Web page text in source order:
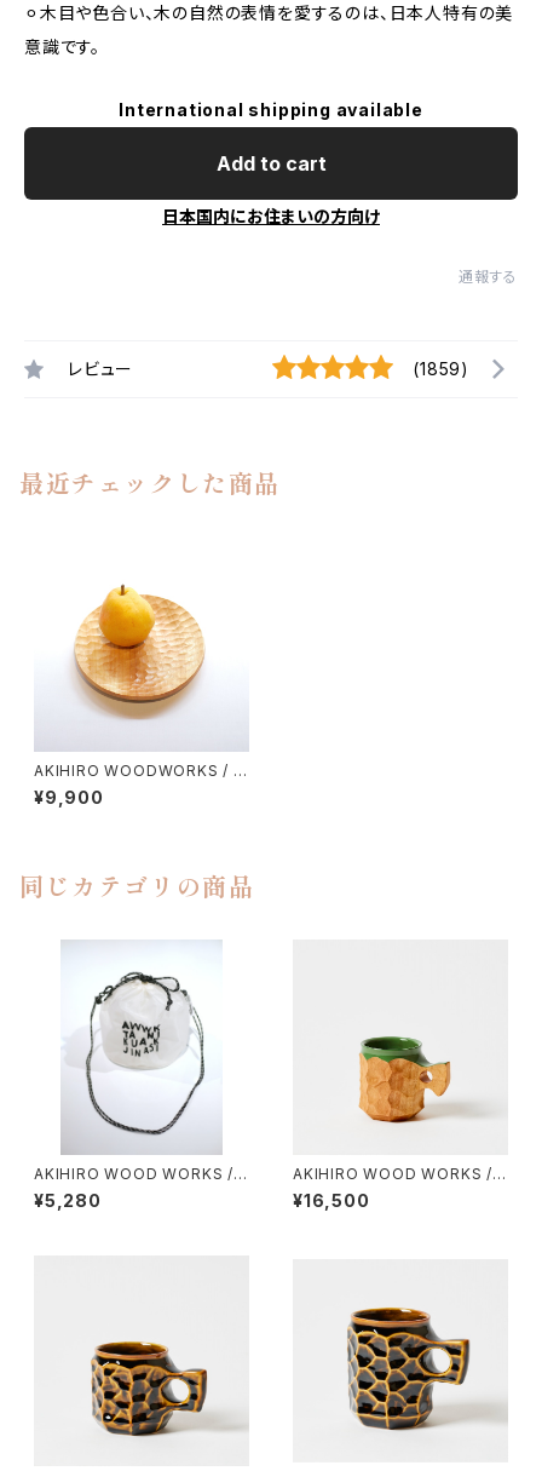
⚪︎木目や色合い、木の自然の表情を愛するのは、日本人特有の美
意識です。
International shipping available
Add to cart
日本国内にお住まいの方向け
通報する
レビュー (1859)
最近チェックした商品
AKIHIRO WOODWORKS / P
LATE ２１０
¥9,900
同じカテゴリの商品
AKIHIRO WOOD WORKS /
スケスケ巾着
¥5,280
AKIHIRO WOOD WORKS / J
INCUP URUSHI HYBRID（MI
NI）
¥16,500